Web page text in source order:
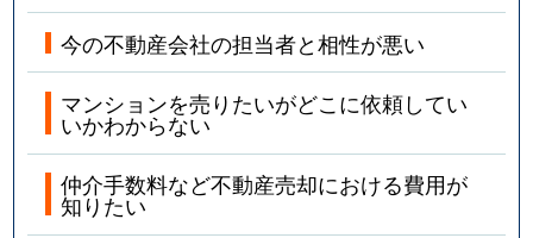
今の不動産会社の担当者と相性が悪い
マンションを売りたいがどこに依頼してい
いかわからない
仲介手数料など不動産売却における費用が
知りたい